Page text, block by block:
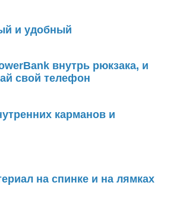
и удобный
внутрь рюкзака, и
свой телефон
карманов и
на спинке и на лямках